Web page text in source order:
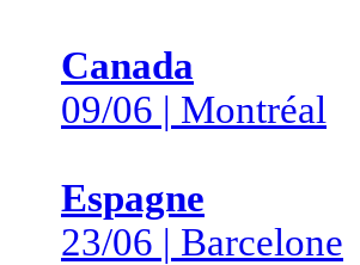
Canada
09/06 | Montréal
Espagne
23/06 | Barcelone